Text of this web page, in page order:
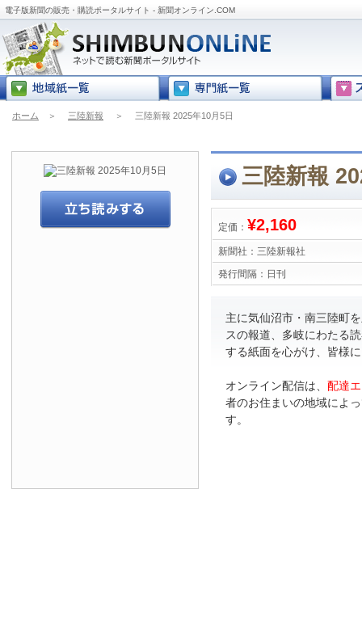
電子版新聞の販売・購読ポータルサイト - 新聞オンライン.COM
ホーム ＞ 三陸新報 ＞ 三陸新報 2025年10月5日
三陸新報
定価： ¥2,160
新聞社： 三陸新報社
発行間隔： 日刊
主に気仙沼市・南三陸町
スの報道、多岐にわたる
する紙面を心がけ、皆様
オンライン配信は、 配達
者のお住まいの地域によ
す。